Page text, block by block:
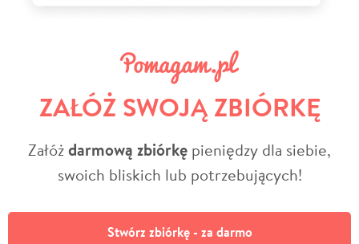
ZAŁÓŻ SWOJĄ ZBIÓRKĘ
Załóżdarmową zbiórkę pieniędzy dla siebie,
swoich bliskich lub potrzebujących!
Stwórz zbiórkę - za darmo